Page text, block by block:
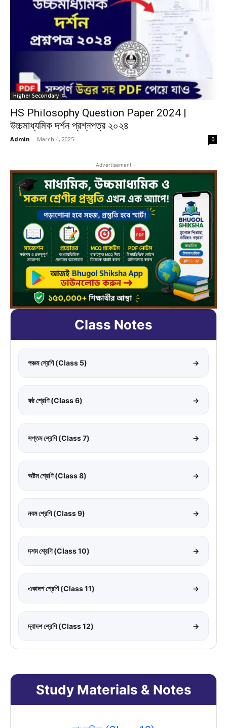
Higher Secondary
HS Philosophy Question Paper 2024 |
উচ্চমাধ্যমিক দর্শন প্রশ্নপত্র ২০২৪
Admin - March 4, 2025 0
- Advertisement -
Class Notes
পঞ্চম শ্রেণি (Class 5) →
ষষ্ঠ শ্রেণি (Class 6) →
সপ্তম শ্রেণি (Class 7) →
অষ্টম শ্রেণি (Class 8) →
নবম শ্রেণি (Class 9) →
দশম শ্রেণি (Class 10) →
একাদশ শ্রেণি (Class 11) →
দ্বাদশ শ্রেণি (Class 12) →
Study Materials & Notes